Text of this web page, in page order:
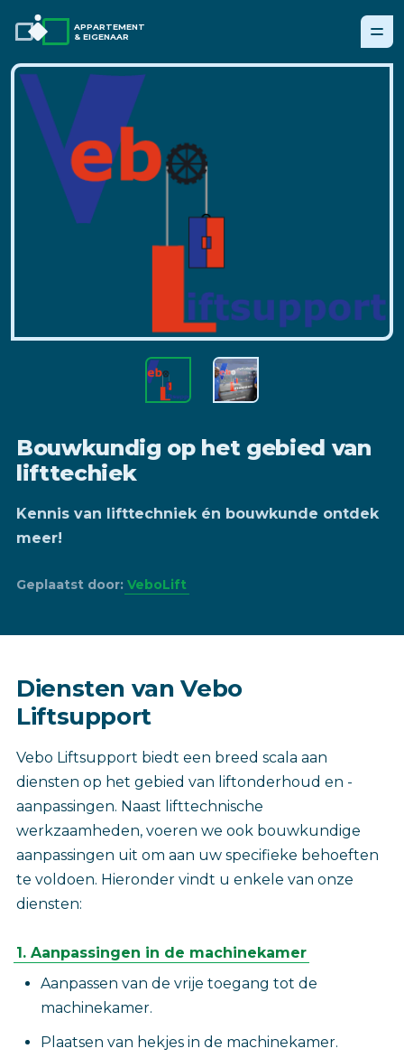
APPARTEMENT
& EIGENAAR
Bouwkundig op het gebied van
lifttechiek
Kennis van lifttechniek én bouwkunde ontdek
meer!
Geplaatst door: VeboLift
Diensten van Vebo
Liftsupport
Vebo Liftsupport biedt een breed scala aan
diensten op het gebied van liftonderhoud en -
aanpassingen. Naast lifttechnische
werkzaamheden, voeren we ook bouwkundige
aanpassingen uit om aan uw specifieke behoeften
te voldoen. Hieronder vindt u enkele van onze
diensten:
1. Aanpassingen in de machinekamer
Aanpassen van de vrije toegang tot de
machinekamer.
Plaatsen van hekjes in de machinekamer.